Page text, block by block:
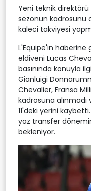
Yeni teknik
sezonun kadrosunu
kaleci takviyesi
L'Equipe'in haberine
eldiveni Lucas
basınında konuyla
Gianluigi
Chevalier, Fransa
kadrosuna
11'deki yerini
yaz transfer
bekleniyor.